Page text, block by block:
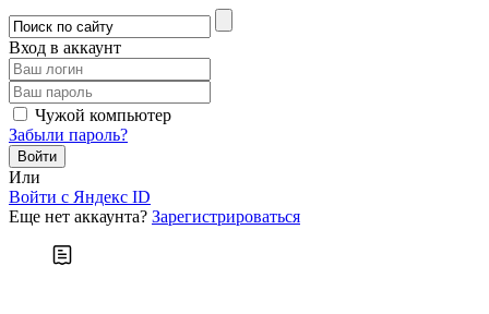
Вход в аккаунт
Чужой компьютер
Забыли пароль?
Или
Войти c Яндекс ID
Еще нет аккаунта? Зарегистрироваться